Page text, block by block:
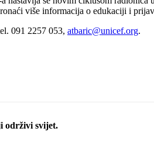
više informacija o edukaciji i
091 2257 053, atbaric@unicef.org.
održivi svijet.